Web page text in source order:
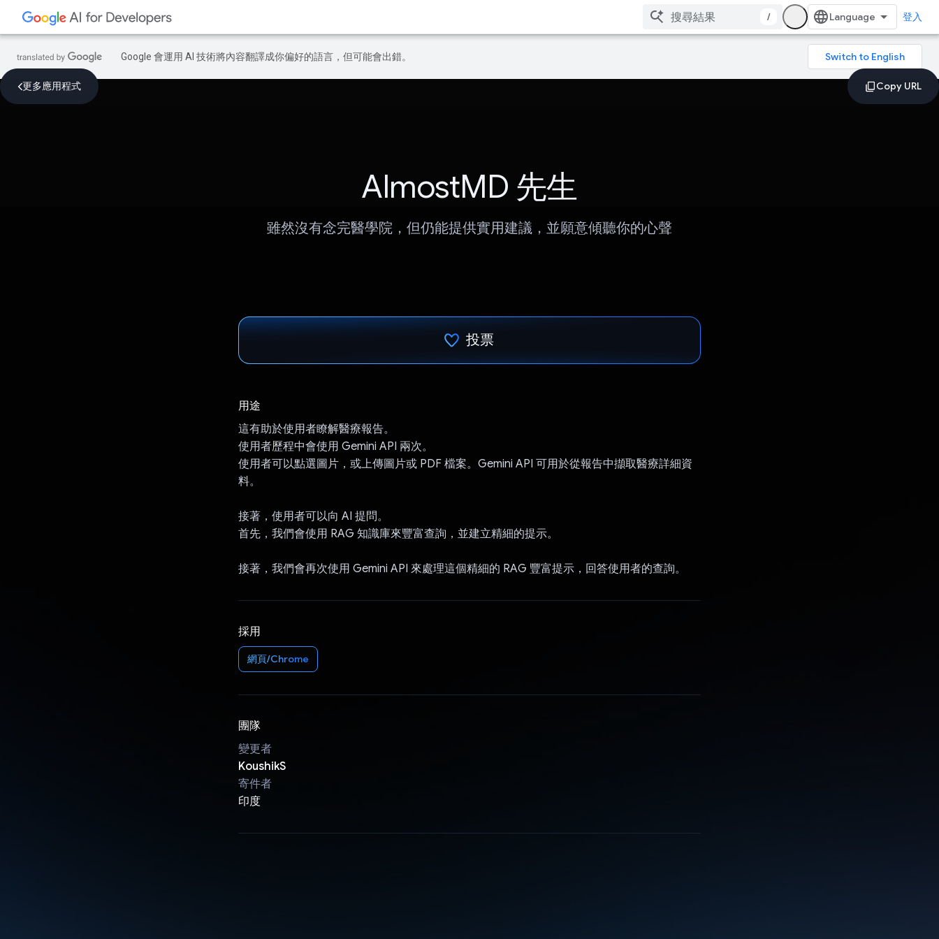
/ 登入
Google 會運用 AI 技術將內容翻譯成你偏好的語言，但可能會出錯。
更多應用程式
AlmostMD 先生
雖然沒有念完醫學院，但仍能提供實用建議，並願意傾聽你的心聲
投票
用途
這有助於使用者瞭解醫療報告。
使用者歷程中會使用 Gemini API 兩次。
使用者可以點選圖片，或上傳圖片或 PDF 檔案。Gemini API 可用於從報告中擷取醫療詳細資
料。
接著，使用者可以向 AI 提問。
首先，我們會使用 RAG 知識庫來豐富查詢，並建立精細的提示。
接著，我們會再次使用 Gemini API 來處理這個精細的 RAG 豐富提示，回答使用者的查詢。
採用
網頁/Chrome
團隊
變更者
KoushikS
寄件者
印度